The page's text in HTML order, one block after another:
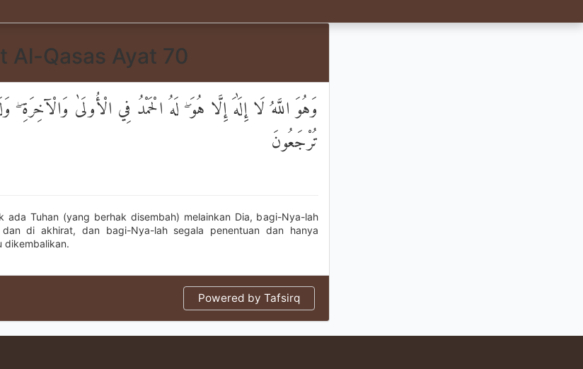
Al-Qasas Ayat 70
وَهُوَ اللَّهُ لَا إِلَٰهَ إِلَّا هُوَ ۖ لَهُ الْحَمْدُ فِي الْأُولَىٰ وَالْآخِرَةِ
تُرْجَعُونَ
ada Tuhan (yang berhak disembah) melainkan Dia, bagi-Nya-lah
di akhirat, dan bagi-Nya-lah segala penentuan dan hanya
dikembalikan.
Powered by Tafsirq